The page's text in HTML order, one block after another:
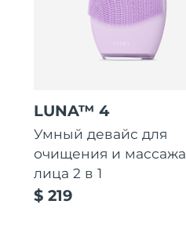
LUNA™ 4
Умный девайс для
очищения и массажа
лица 2 в 1
$ 219